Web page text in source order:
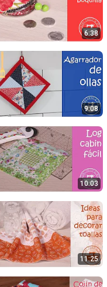
6:38
9:08
10:03
11:25